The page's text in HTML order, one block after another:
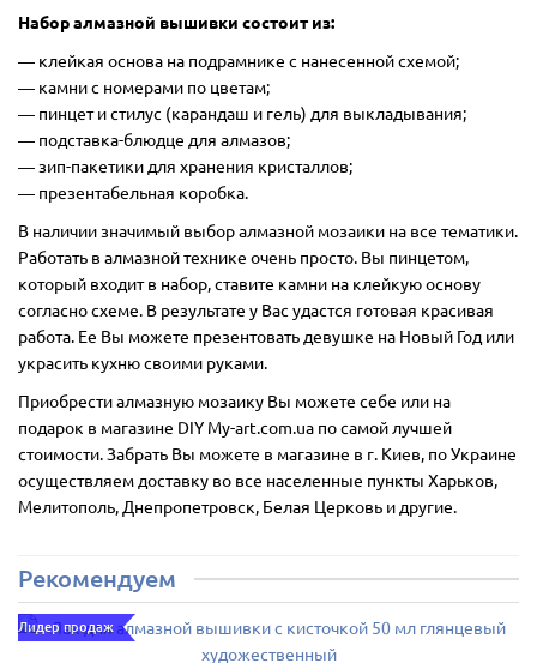
Набор алмазной вышивки состоит из:
― клейкая основа на подрамнике с нанесенной схемой;
― камни с номерами по цветам;
― пинцет и стилус (карандаш и гель) для выкладывания;
― подставка-блюдце для алмазов;
― зип-пакетики для хранения кристаллов;
― презентабельная коробка.
В наличии значимый выбор алмазной мозаики на все тематики.
Работать в алмазной технике очень просто. Вы пинцетом,
который входит в набор, ставите камни на клейкую основу
согласно схеме. В результате у Вас удастся готовая красивая
работа. Ее Вы можете презентовать девушке на Новый Год или
украсить кухню своими руками.
Приобрести алмазную мозаику Вы можете себе или на
подарок в магазине DIY My-art.com.ua по самой лучшей
стоимости. Забрать Вы можете в магазине в г. Киев, по Украине
осуществляем доставку во все населенные пункты Харьков,
Мелитополь, Днепропетровск, Белая Церковь и другие.
Рекомендуем
Лидер продаж